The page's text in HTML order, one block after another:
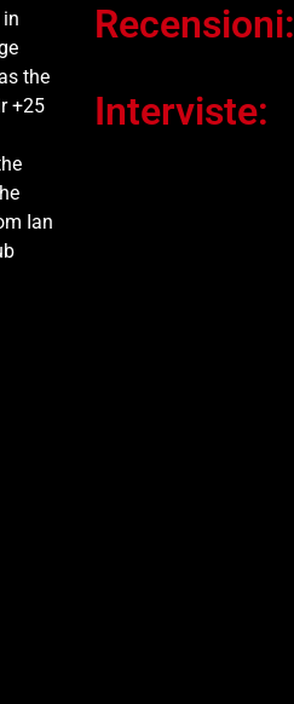
the
+25
Ian
Recensioni:
Interviste: